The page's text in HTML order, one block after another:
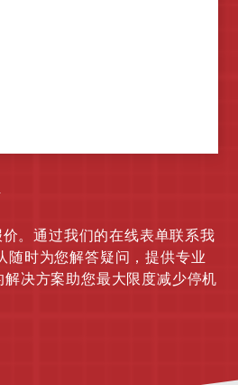
。通过我们的在线表单联系我
时为您解答疑问，提供专业
决方案助您最大限度减少停机